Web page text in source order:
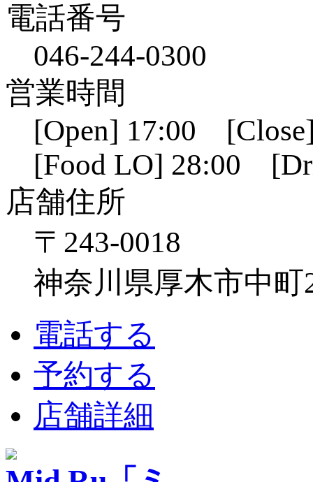
電話番号
046-244-0300
営業時間
[Open] 17:00
[Food LO] 28:00
店舗住所
〒243-0018
神奈川県厚木市中町
電話する
予約する
店舗詳細